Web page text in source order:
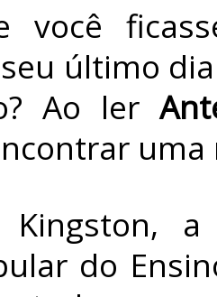
você
último
Ao ler
uma
Kingston,
do